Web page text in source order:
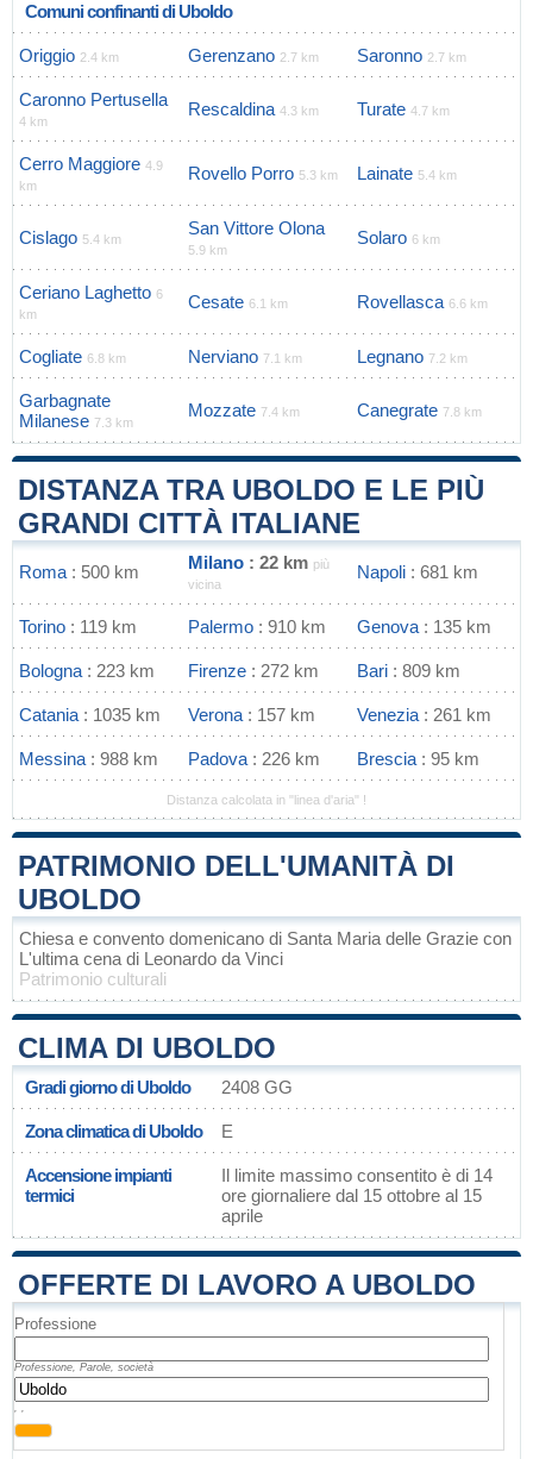
Comuni confinanti di Uboldo
Origgio 2.4 km Gerenzano 2.7 km Saronno 2.7 km
Caronno Pertusella
4 km
Rescaldina 4.3 km Turate 4.7 km
Cerro Maggiore 4.9
km
Rovello Porro 5.3 km Lainate 5.4 km
Cislago 5.4 km
San Vittore Olona
5.9 km
Solaro 6 km
Ceriano Laghetto 6
km
Cesate 6.1 km Rovellasca 6.6 km
Cogliate 6.8 km Nerviano 7.1 km Legnano 7.2 km
Garbagnate
Milanese 7.3 km
Mozzate 7.4 km Canegrate 7.8 km
DISTANZA TRA UBOLDO E LE PIÙ
GRANDI CITTÀ ITALIANE
Roma : 500 km Milano : 22 km più
vicina
Napoli : 681 km
Torino : 119 km Palermo : 910 km Genova : 135 km
Bologna : 223 km Firenze : 272 km Bari : 809 km
Catania : 1035 km Verona : 157 km Venezia : 261 km
Messina : 988 km Padova : 226 km Brescia : 95 km
Distanza calcolata in "linea d'aria" !
PATRIMONIO DELL'UMANITÀ DI
UBOLDO
Chiesa e convento domenicano di Santa Maria delle Grazie con
L'ultima cena di Leonardo da Vinci
Patrimonio culturali
CLIMA DI UBOLDO
Gradi giorno di Uboldo 2408 GG
Zona climatica di Uboldo E
Accensione impianti
termici
Il limite massimo consentito è di 14
ore giornaliere dal 15 ottobre al 15
aprile
OFFERTE DI LAVORO A UBOLDO
Professione
Professione, Parole, società
, ,